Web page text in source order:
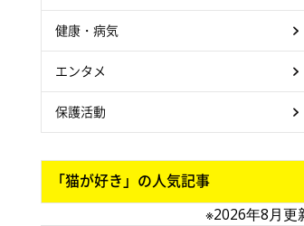
健康・病気
エンタメ
保護活動
「猫が好き」の人気記事
※2026年8月更